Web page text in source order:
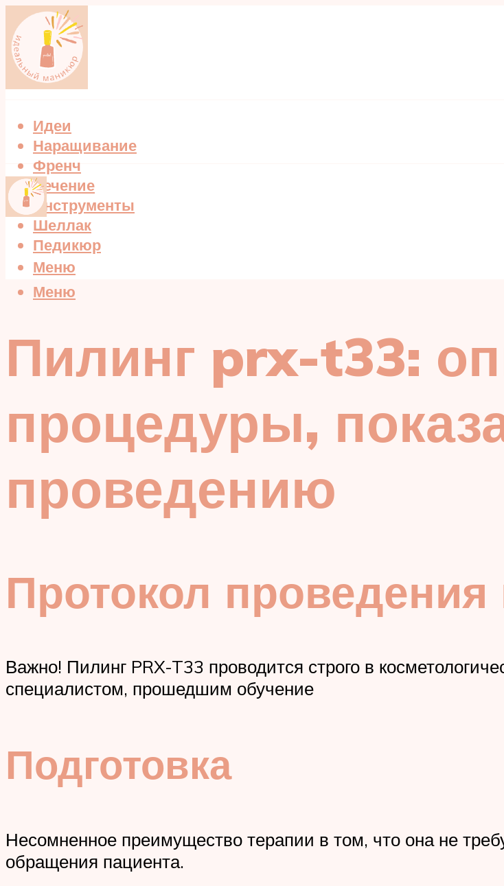
Идеи
Наращивание
Френч
Лечение
Инструменты
Шеллак
Педикюр
Меню
Меню
Пилинг prx-t33:
процедуры,
проведению
Протокол
Важно! Пилинг PRX-T33 проводится строго в
специалистом, прошедшим обучение
Подготовка
Несомненное преимущество терапии в том, что она не
обращения пациента.